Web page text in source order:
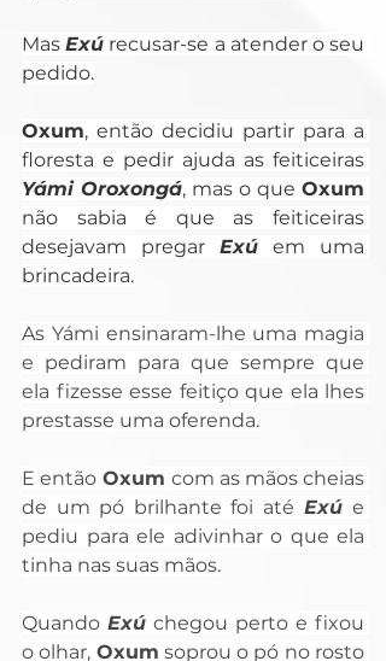
Mas Exú recusar-se a atender o seu
pedido.
Oxum, então decidiu partir para a
Yámi Oroxongá, mas o que Oxum
não sabia é que as feiticeiras
desejavam pregar Exú em uma
brincadeira.
As Yámi ensinaram-lhe uma magia
e pediram para que sempre que
ela fizesse esse feitiço que ela lhes
prestasse uma oferenda.
E então Oxum com as mãos cheias
de um pó brilhante foi até Exú e
pediu para ele adivinhar o que ela
tinha nas suas mãos.
Quando Exú chegou perto e fixou
o olhar, Oxum soprou o pó no rosto